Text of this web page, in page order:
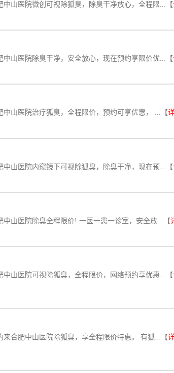
中山医院微创可视除狐臭，除臭干净放心，全程限...【
中山医院除臭干净，安全放心，现在预约享限价优...【
中山医院治疗狐臭，全程限价，预约可享优惠， ...【
中山医院内窥镜下可视除狐臭，除臭干净，现在预...【
中山医院除臭全程限价! 一医一患一诊室，安全放...【
中山医院可视除狐臭，全程限价，网络预约享优惠...【
来合肥中山医院除狐臭，享全程限价特惠。 有狐...【